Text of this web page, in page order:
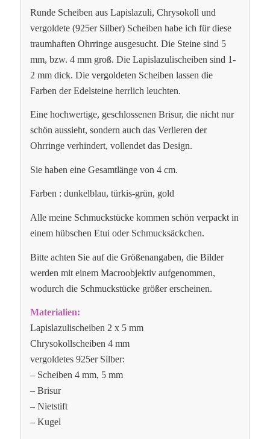
Runde Scheiben aus Lapislazuli, Chrysokoll und
vergoldete (925er Silber) Scheiben habe ich für diese
traumhaften Ohrringe ausgesucht. Die Steine sind 5
mm, bzw. 4 mm groß. Die Lapislazulischeiben sind 1-
2 mm dick. Die vergoldeten Scheiben lassen die
Farben der Edelsteine herrlich leuchten.
Eine hochwertige, geschlossenen Brisur, die nicht nur
schön aussieht, sondern auch das Verlieren der
Ohrringe verhindert, vollendet das Design.
Sie haben eine Gesamtlänge von 4 cm.
Farben : dunkelblau, türkis-grün, gold
Alle meine Schmuckstücke kommen schön verpackt in
einem hübschen Etui oder Schmucksäckchen.
Bitte achten Sie auf die Größenangaben, die Bilder
werden mit einem Macroobjektiv aufgenommen,
wodurch die Schmuckstücke größer erscheinen.
Materialien:
Lapislazulischeiben 2 x 5 mm
Chrysokollscheiben 4 mm
vergoldetes 925er Silber:
– Scheiben 4 mm, 5 mm
– Brisur
– Nietstift
– Kugel